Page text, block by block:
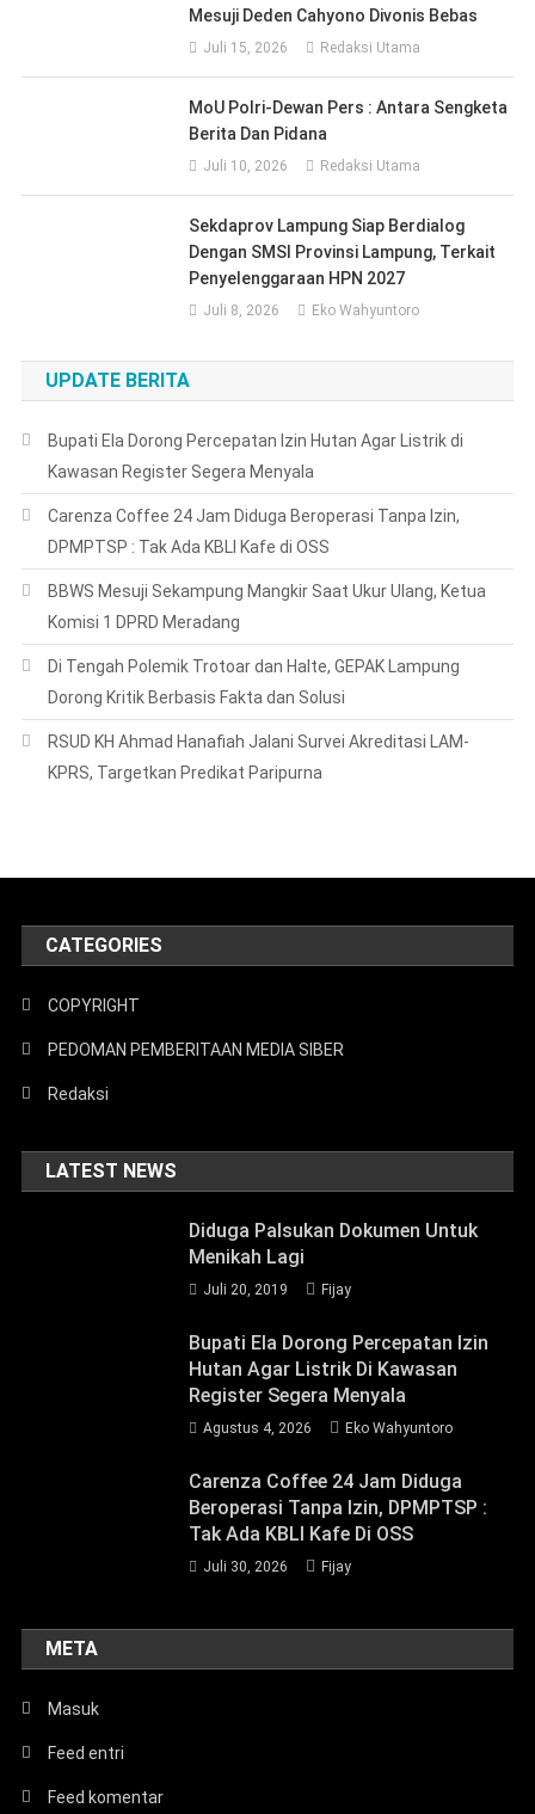
Mesuji Deden Cahyono Divonis Bebas
Juli 15, 2026 Redaksi Utama
MoU Polri-Dewan Pers : Antara Sengketa
Berita Dan Pidana
Juli 10, 2026 Redaksi Utama
Sekdaprov Lampung Siap Berdialog
Dengan SMSI Provinsi Lampung, Terkait
Penyelenggaraan HPN 2027
Juli 8, 2026 Eko Wahyuntoro
UPDATE BERITA
Bupati Ela Dorong Percepatan Izin Hutan Agar Listrik di
Kawasan Register Segera Menyala
Carenza Coffee 24 Jam Diduga Beroperasi Tanpa Izin,
DPMPTSP : Tak Ada KBLI Kafe di OSS
BBWS Mesuji Sekampung Mangkir Saat Ukur Ulang, Ketua
Komisi 1 DPRD Meradang
Di Tengah Polemik Trotoar dan Halte, GEPAK Lampung
Dorong Kritik Berbasis Fakta dan Solusi
RSUD KH Ahmad Hanafiah Jalani Survei Akreditasi LAM-
KPRS, Targetkan Predikat Paripurna
CATEGORIES
COPYRIGHT
PEDOMAN PEMBERITAAN MEDIA SIBER
Redaksi
LATEST NEWS
Diduga Palsukan Dokumen Untuk
Menikah Lagi
Juli 20, 2019 Fijay
Bupati Ela Dorong Percepatan Izin
Hutan Agar Listrik Di Kawasan
Register Segera Menyala
Agustus 4, 2026 Eko Wahyuntoro
Carenza Coffee 24 Jam Diduga
Beroperasi Tanpa Izin, DPMPTSP :
Tak Ada KBLI Kafe Di OSS
Juli 30, 2026 Fijay
META
Masuk
Feed entri
Feed komentar